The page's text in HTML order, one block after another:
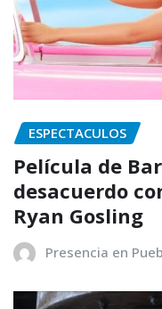
ESPECTACULOS
Película de
desacuerdo
Ryan Gosling
Presencia en